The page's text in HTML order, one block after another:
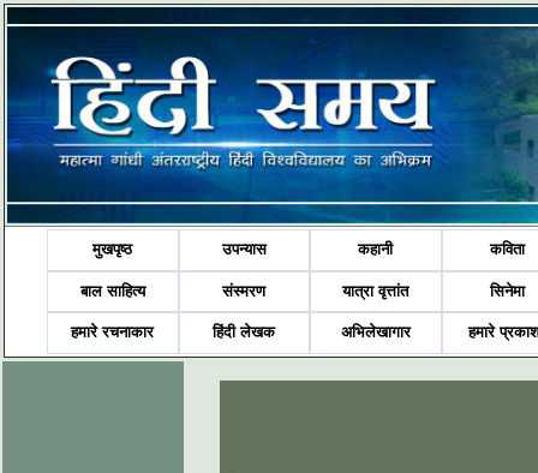
मुखपृष्ठ उपन्यास कहानी कविता
बाल साहित्य संस्मरण यात्रा वृत्तांत सिनेमा
हमारे रचनाकार हिंदी लेखक अभिलेखागार हमारे